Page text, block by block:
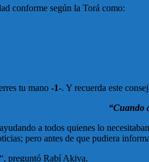
conforme según la Torá como:
tu mano -1-. Y recuerda este
“Cuando
a todos quienes lo
pero antes de que pudiera
“, preguntó Rabí Akiva.